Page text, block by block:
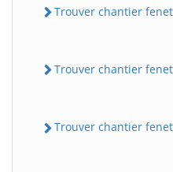
Trouver chantier
Trouver chantier
Trouver chantier